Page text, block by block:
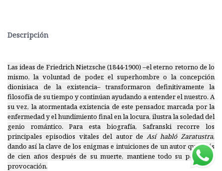
Descripción
Las ideas de Friedrich Nietzsche (1844-1900) –el eterno retorno de lo
mismo, la voluntad de poder, el superhombre o la concepción
dionisiaca de la existencia– transformaron definitivamente la
filosofía de su tiempo y continúan ayudando a entender el nuestro. A
su vez, la atormentada existencia de este pensador, marcada por la
enfermedad y el hundimiento final en la locura, ilustra la soledad del
genio romántico. Para esta biografía, Safranski recorre los
principales episodios vitales del autor deAsí habló Zaratustra,
dando así la clave de los enigmas e intuiciones de un autor que, más
de cien años después de su muerte, mantiene todo su poder de
provocación.